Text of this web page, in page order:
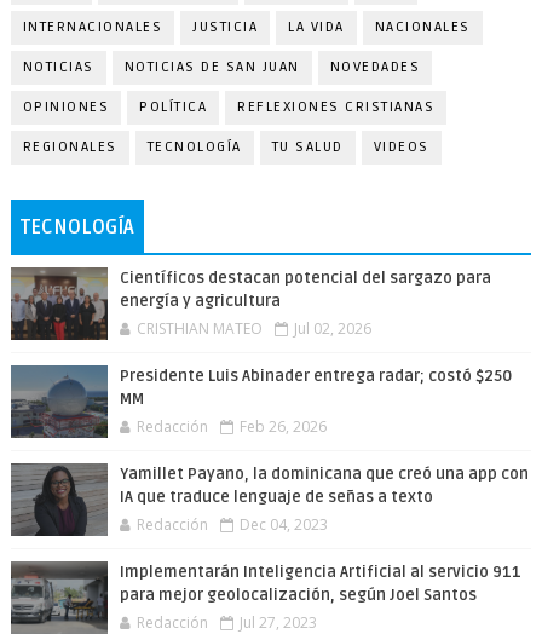
INTERNACIONALES JUSTICIA LA VIDA NACIONALES
NOTICIAS NOTICIAS DE SAN JUAN NOVEDADES
OPINIONES POLÍTICA REFLEXIONES CRISTIANAS
REGIONALES TECNOLOGÍA TU SALUD VIDEOS
TECNOLOGÍA
Científicos destacan potencial del sargazo para
energía y agricultura
CRISTHIAN MATEO Jul 02, 2026
Presidente Luis Abinader entrega radar; costó $250
MM
Redacción Feb 26, 2026
Yamillet Payano, la dominicana que creó una app con
IA que traduce lenguaje de señas a texto
Redacción Dec 04, 2023
Implementarán Inteligencia Artificial al servicio 911
para mejor geolocalización, según Joel Santos
Redacción Jul 27, 2023